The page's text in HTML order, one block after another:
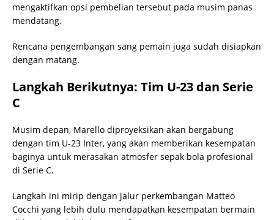
mengaktifkan opsi pembelian tersebut pada musim panas
mendatang.
Rencana pengembangan sang pemain juga sudah disiapkan
dengan matang.
Langkah Berikutnya: Tim U-23 dan Serie
C
Musim depan, Marello diproyeksikan akan bergabung
dengan tim U-23 Inter, yang akan memberikan kesempatan
baginya untuk merasakan atmosfer sepak bola profesional
di Serie C.
Langkah ini mirip dengan jalur perkembangan Matteo
Cocchi yang lebih dulu mendapatkan kesempatan bermain